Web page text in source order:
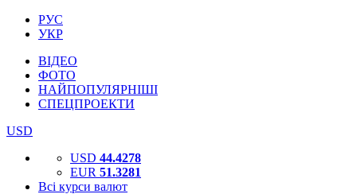
РУС
УКР
ВІДЕО
ФОТО
НАЙПОПУЛЯРНІШІ
СПЕЦПРОЕКТИ
USD
USD 44.4278
EUR 51.3281
Всі курси валют